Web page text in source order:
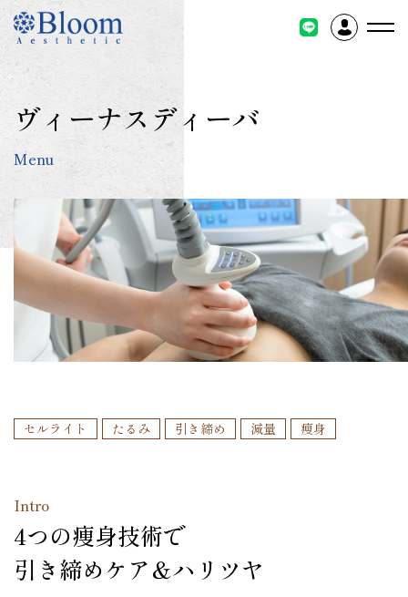
コ
テ
ン
ツ
に
キ
ヴィーナスディーバ
Menu
セルライト たるみ 引き締め 減量 痩身
Intro
4つの痩身技術で
引き締めケア＆ハリツヤ